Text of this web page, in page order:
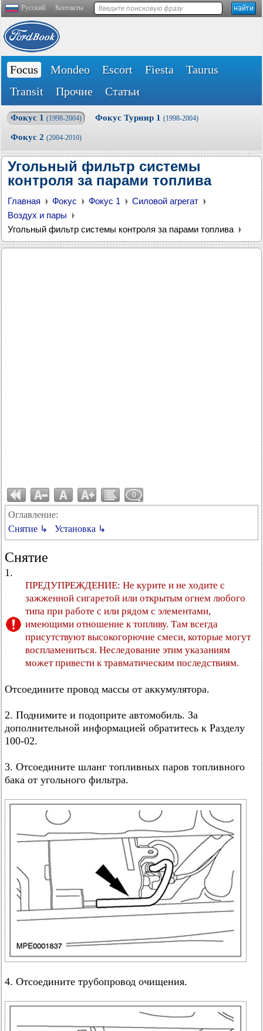
Русский Контакты
Focus Mondeo Escort Fiesta
Taurus
Transit
Прочие Статьи
Фокус 1 (1998-2004) Фокус Турнир 1 (1998-2004)
Фокус 2 (2004-2010)
Угольный фильтр системы
контроля за парами топлива
Главная Фокус Фокус 1
Силовой агрегат
Воздух и пары
Угольный фильтр системы контроля за парами топлива
0
Оглавление:
Снятие ↳
Установка ↳
Снятие
1.
ПРЕДУПРЕЖДЕНИЕ: Не курите и не ходите с
зажженной сигаретой или открытым огнем любого
типа при работе с или рядом с элементами,
имеющими отношение к топливу. Там всегда
присутствуют высокогорючие смеси, которые могут
воспламениться. Неследование этим указаниям
может привести к травматическим последствиям.
Отсоедините провод массы от аккумулятора.
2. Поднимите и подоприте автомобиль. За
дополнительной информацией обратитесь к Разделу
100-02.
3. Отсоедините шланг топливных паров топливного
бака от угольного фильтра.
4. Отсоедините трубопровод очищения.